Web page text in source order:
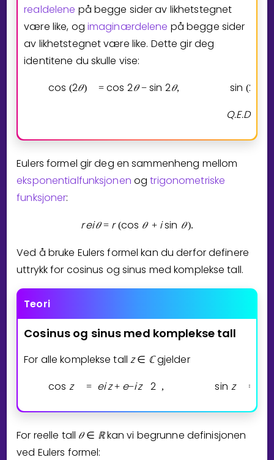
realdelene på begge sider av likhetstegnet
være like, og imaginærdelene på begge sider
av likhetstegnet være like. Dette gir deg
identitene du skulle vise:
cos (2𝜃) =cos 2𝜃 −sin 2𝜃, sin (2
Q.E.D
Eulers formel gir deg en sammenheng mellom
eksponentialfunksjonen ogtrigonometriske
funksjoner:
rei𝜃 = r (cos 𝜃 + isin 𝜃).
Ved å bruke Eulers formel kan du derfor definere
uttrykk for cosinus og sinus med komplekse tall.
Teori
Cosinus og sinus med komplekse tall
For alle komplekse tallz ∈ ℂgjelder
cos z = eiz + e−iz 2 , sin z =
For reelle tall 𝜃 ∈ ℝkan vi begrunne definisjonen
ved Eulers formel: